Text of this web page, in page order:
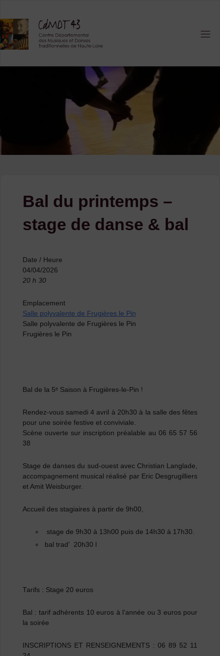
content
Bal du printemps –
stage de danse & bal
Date / Heure
04/04/2026
20 h 30
Emplacement
Salle polyvalente de Frugières le Pin
Salle polyvalente de Frugières le Pin
Frugières le Pin
Bal de la 5ᵉ Saison à Frugières-le-Pin !
Rendez-vous samedi 4 avril à 20h30 à la salle des fêtes
pour une soirée festive et conviviale.
Scène ouverte sur inscription préalable au06 65 57 56
38
Stage de danses du sud-ouest avec Christian Langlade
accompagnement musical réalisé par Eric Desgrugilliers
et Amit Weisburger.
Accueil des stagiaires à partir de 9h00,
stage de 9h30 à 13h00 puis de 14h30 à 17h30.
bal trad’ 20h30 l
Tarifs : Stage 20 euros
Bal : tarif adhérents 10 euros à l’année ou 3 euros pour
la soirée
INSCRIPTIONS ET RENSEIGNEMENTS : 06 89 52 11